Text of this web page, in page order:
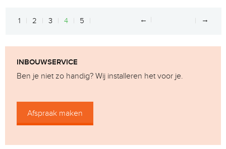
←
1 2 3 4 5 →
INBOUWSERVICE
Ben je niet zo handig? Wij installeren het voor je.
Afspraak maken